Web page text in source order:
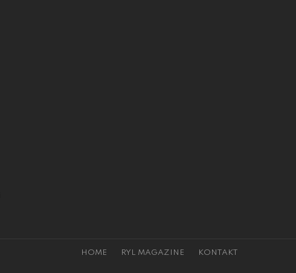
HOME RYL MAGAZINE KONTAKT